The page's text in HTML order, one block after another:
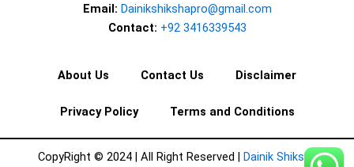
Email: Dainikshikshapro@gmail.com
Contact: +92 3416339543
About Us Contact Us Disclaimer
Privacy Policy Terms and Conditions
CopyRight © 2024 | All Right Reserved | Dainik Shiksha